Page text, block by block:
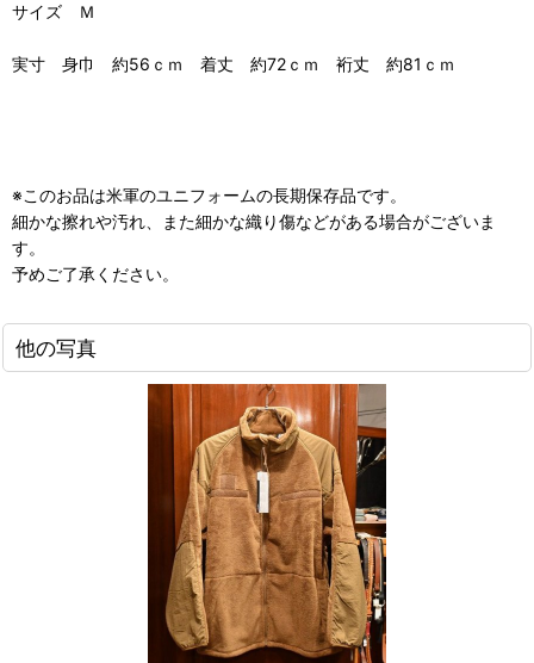
サイズ Ｍ
実寸 身巾 約56ｃｍ 着丈 約72ｃｍ 裄丈 約81ｃｍ
※このお品は米軍のユニフォームの長期保存品です。
細かな擦れや汚れ、また細かな織り傷などがある場合がございま
す。
予めご了承ください。
他の写真